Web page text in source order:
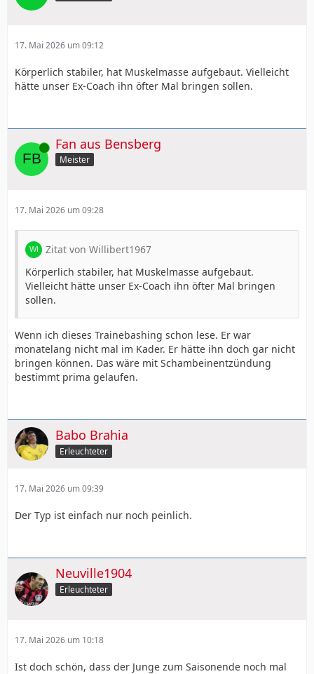
17. Mai 2026 um 09:12
Körperlich stabiler, hat Muskelmasse aufgebaut. Vielleicht
hätte unser Ex-Coach ihn öfter Mal bringen sollen.
Online Fan aus Bensberg
Meister
17. Mai 2026 um 09:28
Zitat von Willibert1967
Körperlich stabiler, hat Muskelmasse aufgebaut.
Vielleicht hätte unser Ex-Coach ihn öfter Mal bringen
sollen.
Wenn ich dieses Trainebashing schon lese. Er war
monatelang nicht mal im Kader. Er hätte ihn doch gar nicht
bringen können. Das wäre mit Schambeinentzündung
bestimmt prima gelaufen.
Babo Brahia
Erleuchteter
17. Mai 2026 um 09:39
Der Typ ist einfach nur noch peinlich.
Neuville1904
Erleuchteter
17. Mai 2026 um 10:18
Ist doch schön, dass der Junge zum Saisonende noch mal